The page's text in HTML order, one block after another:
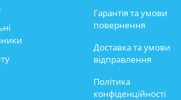
Гарантія та умови
повернення
Доставка та умови
відправлення
Політика
конфіденційності